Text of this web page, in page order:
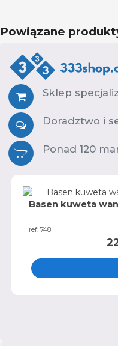
Powiązane
Sklep
Doradztwo i
Ponad 120
Basen kuweta
ref: 748